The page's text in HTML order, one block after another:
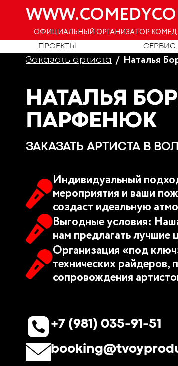
ОФИЦИАЛЬНЫЙ ОРГАНИЗАТОР
ПРОЕКТЫ
Заказать артиста Наталья
НАТАЛЬЯ
ПАРФЕНЮК
ЗАКАЗАТЬ АРТИСТА В
Индивидуальный
мероприятия и ваши
создаст идеальную
Выгодные условия:
нам предлагать лучшие
Организация «под
технических райдеров,
сопровождения
+7 (981) 035-91-51